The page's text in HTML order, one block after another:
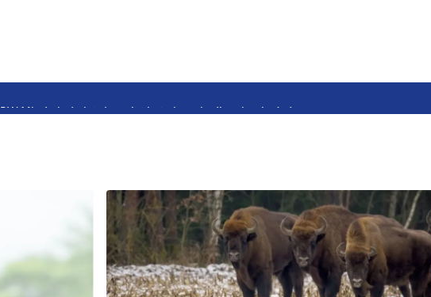
Nowa stacja BikeS już działa. Rowery miejskie dostępne przy Pętli Ludowej